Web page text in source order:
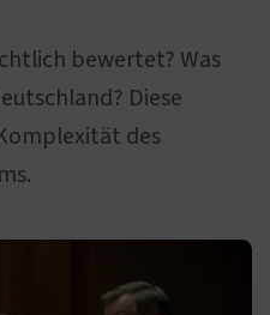
bewertet? Was
Diese
des